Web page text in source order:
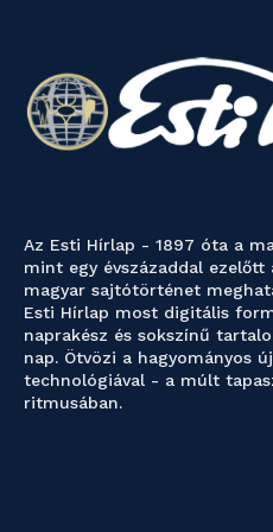
Az Esti Hírlap - 1897 óta a
mint egy évszázaddal
magyar sajtótörténet
Esti Hírlap most digitális
naprakész és sokszínű
nap. Ötvözi a hagyományos
technológiával - a múlt
ritmusában.